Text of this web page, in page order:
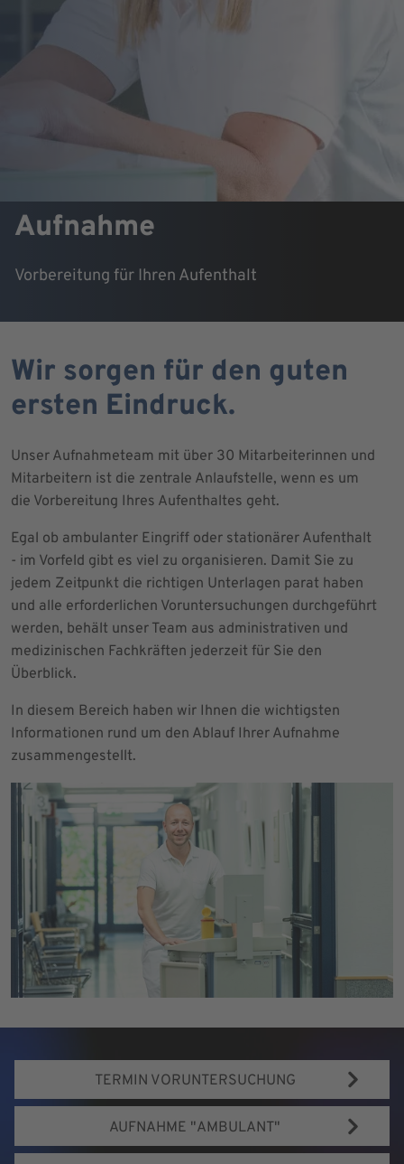
Aufnahme
Vorbereitung für Ihren Aufenthalt
Wir sorgen für den guten
ersten Eindruck.
Unser Aufnahmeteam mit über 30 Mitarbeiterinnen und
Mitarbeitern ist die zentrale Anlaufstelle, wenn es um
die Vorbereitung Ihres Aufenthaltes geht.
Egal ob ambulanter Eingriff oder stationärer Aufenthalt
- im Vorfeld gibt es viel zu organisieren. Damit Sie zu
jedem Zeitpunkt die richtigen Unterlagen parat haben
und alle erforderlichen Voruntersuchungen durchgeführt
werden, behält unser Team aus administrativen und
medizinischen Fachkräften jederzeit für Sie den
Überblick.
In diesem Bereich haben wir Ihnen die wichtigsten
Informationen rund um den Ablauf Ihrer Aufnahme
zusammengestellt.
TERMIN VORUNTERSUCHUNG
AUFNAHME "AMBULANT"